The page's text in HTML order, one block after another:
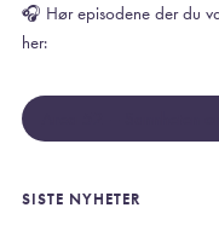
🎧 Hør episodene der du
her:
SISTE NYHETER